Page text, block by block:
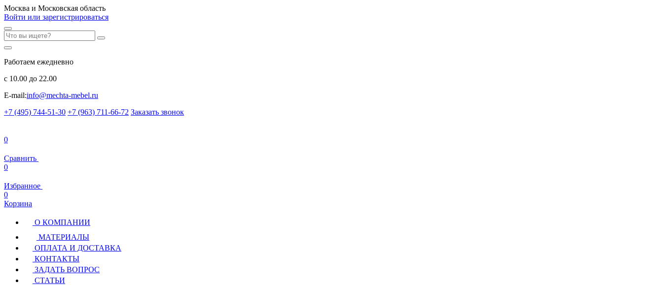
Москва и Московская область
Войти или зарегистрироваться
Работаем ежедневно
с 10.00 до 22.00
E-mail:info@mechta-mebel.ru
+7 (495) 744-51-30 +7 (963) 711-66-72 Заказать звонок
0
Сравнить
0
Избранное
0
Корзина
О КОМПАНИИ
МАТЕРИАЛЫ
ОПЛАТА И ДОСТАВКА
КОНТАКТЫ
ЗАДАТЬ ВОПРОС
СТАТЬИ